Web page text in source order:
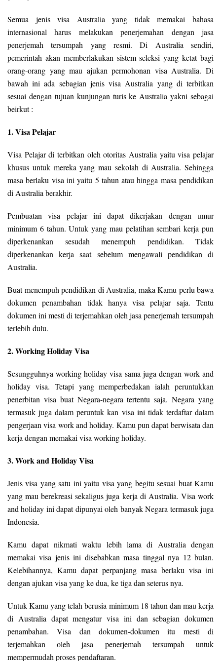
Semua jenis visa Australia yang tidak memakai bahasa
internasional harus melakukan penerjemahan dengan jasa
penerjemah tersumpah yang resmi. Di Australia sendiri,
pemerintah akan memberlakukan sistem seleksi yang ketat bagi
orang-orang yang mau ajukan permohonan visa Australia. Di
bawah ini ada sebagian jenis visa Australia yang di terbitkan
sesuai dengan tujuan kunjungan turis ke Australia yakni sebagai
beirkut :
1. Visa Pelajar
Visa Pelajar di terbitkan oleh otoritas Australia yaitu visa pelajar
khusus untuk mereka yang mau sekolah di Australia. Sehingga
masa berlaku visa ini yaitu 5 tahun atau hingga masa pendidikan
di Australia berakhir.
Pembuatan visa pelajar ini dapat dikerjakan dengan umur
minimum 6 tahun. Untuk yang mau pelatihan sembari kerja pun
diperkenankan sesudah menempuh pendidikan. Tidak
diperkenankan kerja saat sebelum mengawali pendidikan di
Australia.
Buat menempuh pendidikan di Australia, maka Kamu perlu bawa
dokumen penambahan tidak hanya visa pelajar saja. Tentu
dokumen ini mesti di terjemahkan oleh jasa penerjemah tersumpah
terlebih dulu.
2. Working Holiday Visa
Sesungguhnya working holiday visa sama juga dengan work and
holiday visa. Tetapi yang memperbedakan ialah peruntukkan
penerbitan visa buat Negara-negara tertentu saja. Negara yang
termasuk juga dalam peruntuk kan visa ini tidak terdaftar dalam
pengerjaan visa work and holiday. Kamu pun dapat berwisata dan
kerja dengan memakai visa working holiday.
3. Work and Holiday Visa
Jenis visa yang satu ini yaitu visa yang begitu sesuai buat Kamu
yang mau berekreasi sekaligus juga kerja di Australia. Visa work
and holiday ini dapat dipunyai oleh banyak Negara termasuk juga
Indonesia.
Kamu dapat nikmati waktu lebih lama di Australia dengan
memakai visa jenis ini disebabkan masa tinggal nya 12 bulan.
Kelebihannya, Kamu dapat perpanjang masa berlaku visa ini
dengan ajukan visa yang ke dua, ke tiga dan seterus nya.
Untuk Kamu yang telah berusia minimum 18 tahun dan mau kerja
di Australia dapat mengatur visa ini dan sebagian dokumen
penambahan. Visa dan dokumen-dokumen itu mesti di
terjemahkan oleh jasa penerjemah tersumpah untuk
mempermudah proses pendaftaran.